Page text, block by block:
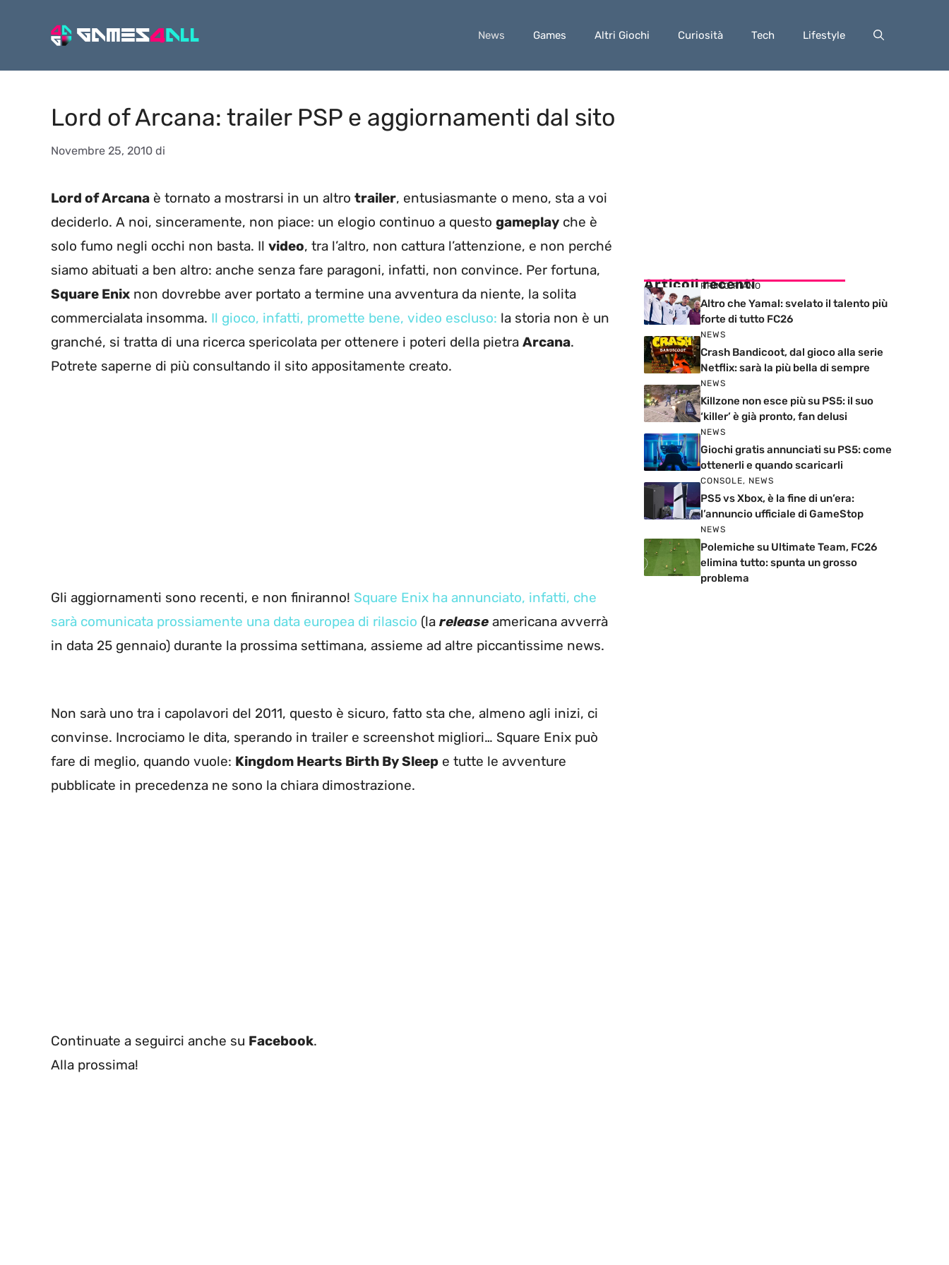
News Games Altri Giochi Curiosità Tech Lifestyle
Lord of Arcana: trailer PSP e aggiornamenti dal sito
Novembre 25, 2010 di
Lord of Arcana è tornato a mostrarsi in un altro trailer, entusiasmante o meno, sta a voi
deciderlo. A noi, sinceramente, non piace: un elogio continuo a questo gameplay che è
solo fumo negli occhi non basta. Il video, tra l’altro, non cattura l’attenzione, e non perché
siamo abituati a ben altro: anche senza fare paragoni, infatti, non convince. Per fortuna,
Square Enix non dovrebbe aver portato a termine una avventura da niente, la solita
commercialata insomma. Il gioco, infatti, promette bene, video escluso: la storia non è un
granché, si tratta di una ricerca spericolata per ottenere i poteri della pietra Arcana.
Potrete saperne di più consultando il sito appositamente creato.
Gli aggiornamenti sono recenti, e non finiranno! Square Enix ha annunciato, infatti, che
sarà comunicata prossiamente una data europea di rilascio (la release americana avverrà
in data 25 gennaio) durante la prossima settimana, assieme ad altre piccantissime news.
Non sarà uno tra i capolavori del 2011, questo è sicuro, fatto sta che, almeno agli inizi, ci
convinse. Incrociamo le dita, sperando in trailer e screenshot migliori… Square Enix può
fare di meglio, quando vuole: Kingdom Hearts Birth By Sleep e tutte le avventure
pubblicate in precedenza ne sono la chiara dimostrazione.
Continuate a seguirci anche su Facebook.
Alla prossima!
Articoli recenti
PRIMO PIANO
Altro che Yamal: svelato il talento più
forte di tutto FC26
NEWS
Crash Bandicoot, dal gioco alla serie
Netflix: sarà la più bella di sempre
NEWS
Killzone non esce più su PS5: il suo
‘killer’ è già pronto, fan delusi
NEWS
Giochi gratis annunciati su PS5: come
ottenerli e quando scaricarli
CONSOLE, NEWS
PS5 vs Xbox, è la fine di un’era:
l’annuncio ufficiale di GameStop
NEWS
Polemiche su Ultimate Team, FC26
elimina tutto: spunta un grosso
problema